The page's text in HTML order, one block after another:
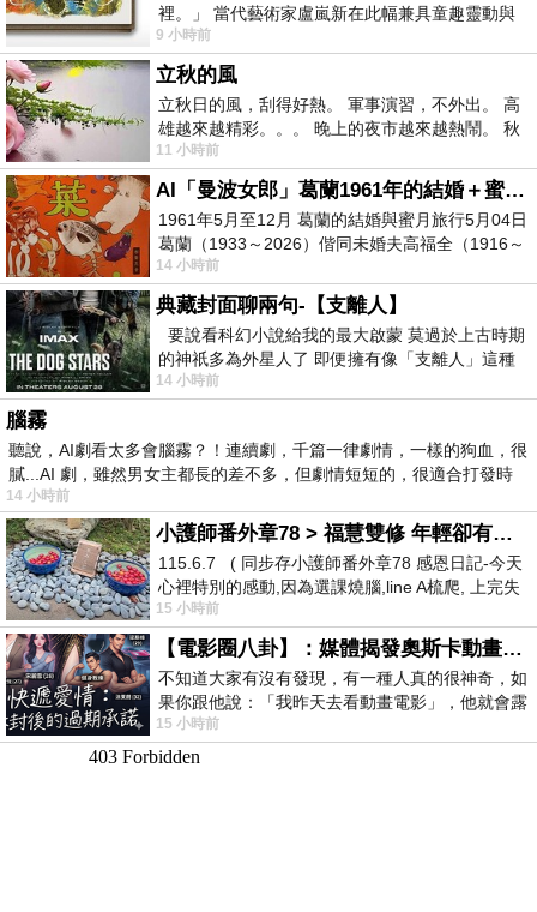
裡。」 當代藝術家盧嵐新在此幅兼具童趣靈動與
抽象韻味的新作中，用湛藍的羽翼般色塊包覆著
9 小時前
立秋的風
立秋日的風，刮得好熱。 軍事演習，不外出。 高
雄越來越精彩。。。 晚上的夜市越來越熱鬧。 秋
天的風刮得很熱 夜遊消暑熱。。。
11 小時前
AI「曼波女郎」葛蘭1961年的結婚＋蜜月旅行 #戀上老電影 #葛蘭 #粟子
1961年5月至12月 葛蘭的結婚與蜜月旅行5月04日
葛蘭（1933～2026）偕同未婚夫高福全（1916～
2004）乘郵輪赴倫敦6月15日於英國倫敦St.S
14 小時前
典藏封面聊兩句-【支離人】
要說看科幻小說給我的最大啟蒙 莫過於上古時期
的神祇多為外星人了 即便擁有像「支離人」這種
驚世駭俗的神通法門 也未必讀
14 小時前
腦霧
聽說，AI劇看太多會腦霧？！連續劇，千篇一律劇情，一樣的狗血，很
膩...AI 劇，雖然男女主都長的差不多，但劇情短短的，很適合打發時
14 小時前
小護師番外章78 > 福慧雙修 年輕卻有個老靈魂 ㄑ金剛經〉podcast
115.6.7 ( 同步存小護師番外章78 感恩日記-今天
心裡特別的感動,因為選課燒腦,line A梳爬, 上完失
智課的她,特來傾
15 小時前
【電影圈八卦】：媒體揭發奧斯卡動畫項目投票醜聞！好萊塢為什麼看不起動畫電影？
不知道大家有沒有發現，有一種人真的很神奇，如
果你跟他說：「我昨天去看動畫電影」，他就會露
出一種慈祥的微笑，然後問你是不是陪小
15 小時前